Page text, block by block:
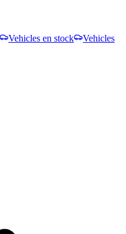
Vehicles en stock
Vehicles